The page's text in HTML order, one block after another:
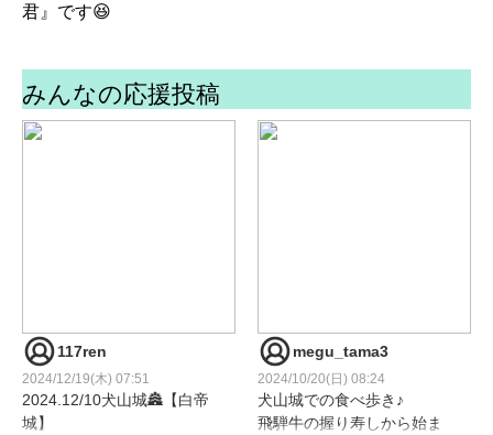
君』です😆
みんなの応援投稿
117ren
2024/12/19(木) 07:51
2024.12/10犬山城🏯【白帝
城】
megu_tama3
2024/10/20(日) 08:24
犬山城での食べ歩き♪
飛騨牛の握り寿しから始ま